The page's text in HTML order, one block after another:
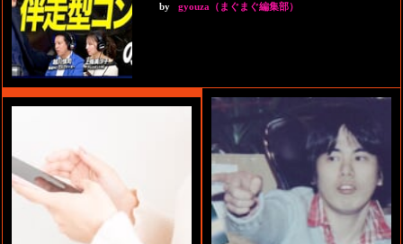
by gyouza（まぐまぐ編集部）